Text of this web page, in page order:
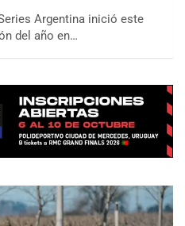
Argentina inició este
del año en…